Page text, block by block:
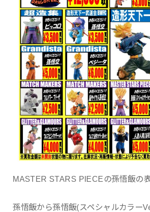
MASTER STARS PIECEの孫悟飯の
孫悟飯から孫悟飯(スペシャルカラー